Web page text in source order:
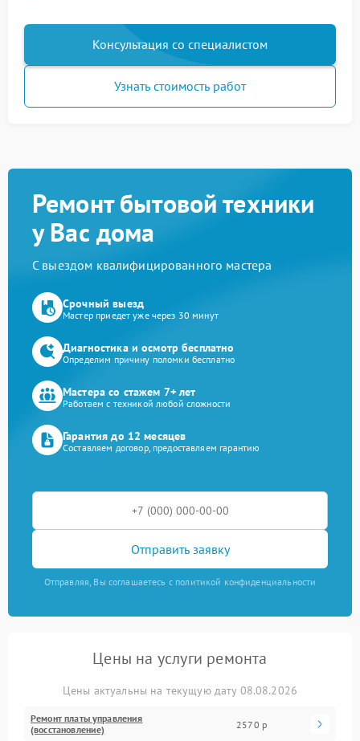
Консультация со специалистом
Узнать стоимость работ
Ремонт бытовой техники
у Вас дома
С выездом квалифицированного мастера
Срочный выезд
Мастер приедет уже через 30 минут
Диагностика и осмотр бесплатно
Определим причину поломки бесплатно
Мастера со стажем 7+ лет
Работаем с техникой любой сложности
Гарантия до 12 месяцев
Составляем договор, предоставляем гарантию
Отправить заявку
Отправляя, Вы соглашаетесь с политикой конфиденциальности
Цены на услуги ремонта
Цены актуальны на текущую дату 08.08.2026
Ремонт платы управления
(восстановление)
2570 р